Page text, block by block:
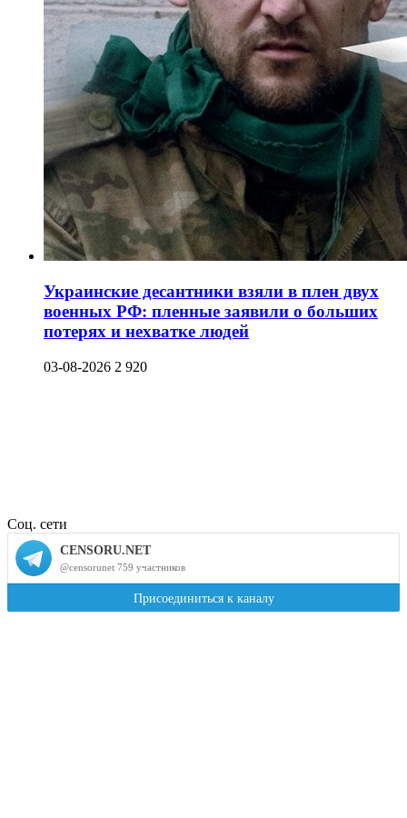
Украинские десантники взяли в плен двух
военных РФ: пленные заявили о больших
потерях и нехватке людей
03-08-2026 2 920
Соц. сети